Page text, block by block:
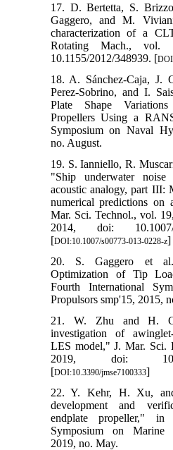
17. D. Bertetta, S.
Gaggero, and M.
characterization of a
Rotating Mach., vol.
10.1155/2012/348939. [
18. A. Sánchez-Caja, J.
Perez-Sobrino, and I.
Plate Shape
Propellers Using a
Symposium on Naval
no. August.
19. S. Ianniello, R.
"Ship underwater noise
acoustic analogy, part III:
numerical predictions on
Mar. Sci. Technol., vol.
2014, doi: 10.1007/
[DOI:10.1007/s00773-013-0228-z]
20. S. Gaggero et
Optimization of Tip
Fourth International
Propulsors smp'15, 2015,
21. W. Zhu and H.
investigation of
LES model," J. Mar. Sci.
2019, doi:
[DOI:10.3390/jmse7100333]
22. Y. Kehr, H. Xu,
development and
endplate propeller," in
Symposium on Marine
2019, no. May.